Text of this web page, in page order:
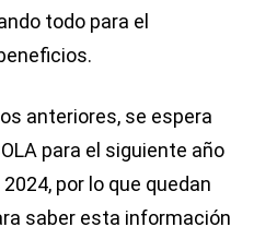
todo para el
anteriores, se espera
para el siguiente año
por lo que quedan
saber esta información